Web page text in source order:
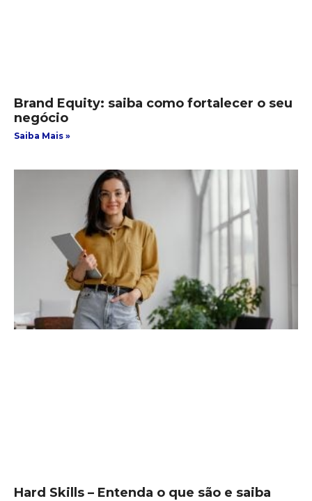
Brand Equity: saiba como fortalecer o seu
negócio
Saiba Mais »
Hard Skills – Entenda o que são e saiba